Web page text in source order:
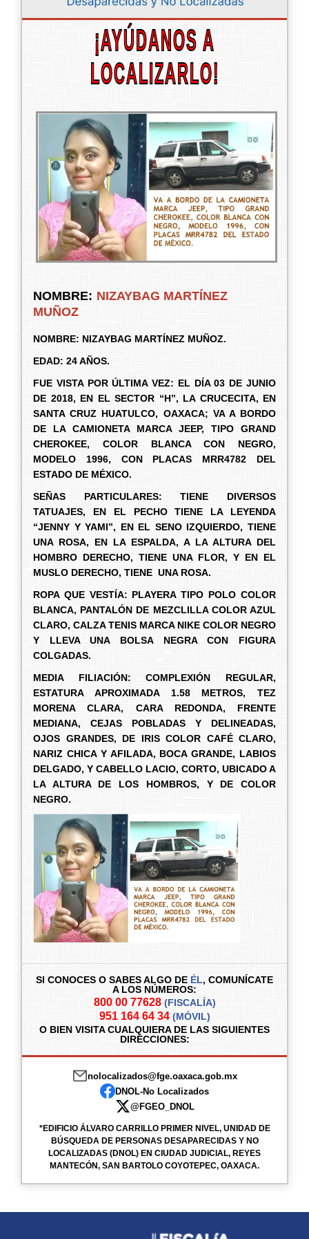
¡AYÚDANOS A
LOCALIZARLO!
NOMBRE: NIZAYBAG MARTÍNEZ
MUÑOZ
NOMBRE: NIZAYBAG MARTÍNEZ MUÑOZ.
EDAD: 24 AÑOS.
FUE VISTA POR ÚLTIMA VEZ: EL DÍA 03 DE JUNIO
DE 2018, EN EL SECTOR “H”, LA CRUCECITA, EN
SANTA CRUZ HUATULCO, OAXACA; VA A BORDO
DE LA CAMIONETA MARCA JEEP, TIPO GRAND
CHEROKEE, COLOR BLANCA CON NEGRO,
MODELO 1996, CON PLACAS MRR4782 DEL
ESTADO DE MÉXICO.
SEÑAS PARTICULARES: TIENE DIVERSOS
TATUAJES, EN EL PECHO TIENE LA LEYENDA
“JENNY Y YAMI”, EN EL SENO IZQUIERDO, TIENE
UNA ROSA, EN LA ESPALDA, A LA ALTURA DEL
HOMBRO DERECHO, TIENE UNA FLOR, Y EN EL
MUSLO DERECHO, TIENE UNA ROSA.
ROPA QUE VESTÍA: PLAYERA TIPO POLO COLOR
BLANCA, PANTALÓN DE MEZCLILLA COLOR AZUL
CLARO, CALZA TENIS MARCA NIKE COLOR NEGRO
Y LLEVA UNA BOLSA NEGRA CON FIGURA
COLGADAS.
MEDIA FILIACIÓN: COMPLEXIÓN REGULAR,
ESTATURA APROXIMADA 1.58 METROS, TEZ
MORENA CLARA, CARA REDONDA, FRENTE
MEDIANA, CEJAS POBLADAS Y DELINEADAS,
OJOS GRANDES, DE IRIS COLOR CAFÉ CLARO,
NARIZ CHICA Y AFILADA, BOCA GRANDE, LABIOS
DELGADO, Y CABELLO LACIO, CORTO, UBICADO A
LA ALTURA DE LOS HOMBROS, Y DE COLOR
NEGRO.
SI CONOCES O SABES ALGO DE ÉL, COMUNÍCATE
A LOS NÚMEROS:
800 00 77628 (FISCALÍA)
951 164 64 34 (MÓVIL)
O BIEN VISITA CUALQUIERA DE LAS SIGUIENTES
DIRECCIONES:
nolocalizados@fge.oaxaca.gob.mx
DNOL-No Localizados
@FGEO_DNOL
*EDIFICIO ÁLVARO CARRILLO PRIMER NIVEL, UNIDAD DE
BÚSQUEDA DE PERSONAS DESAPARECIDAS Y NO
LOCALIZADAS (DNOL) EN CIUDAD JUDICIAL, REYES
MANTECÓN, SAN BARTOLO COYOTEPEC, OAXACA.